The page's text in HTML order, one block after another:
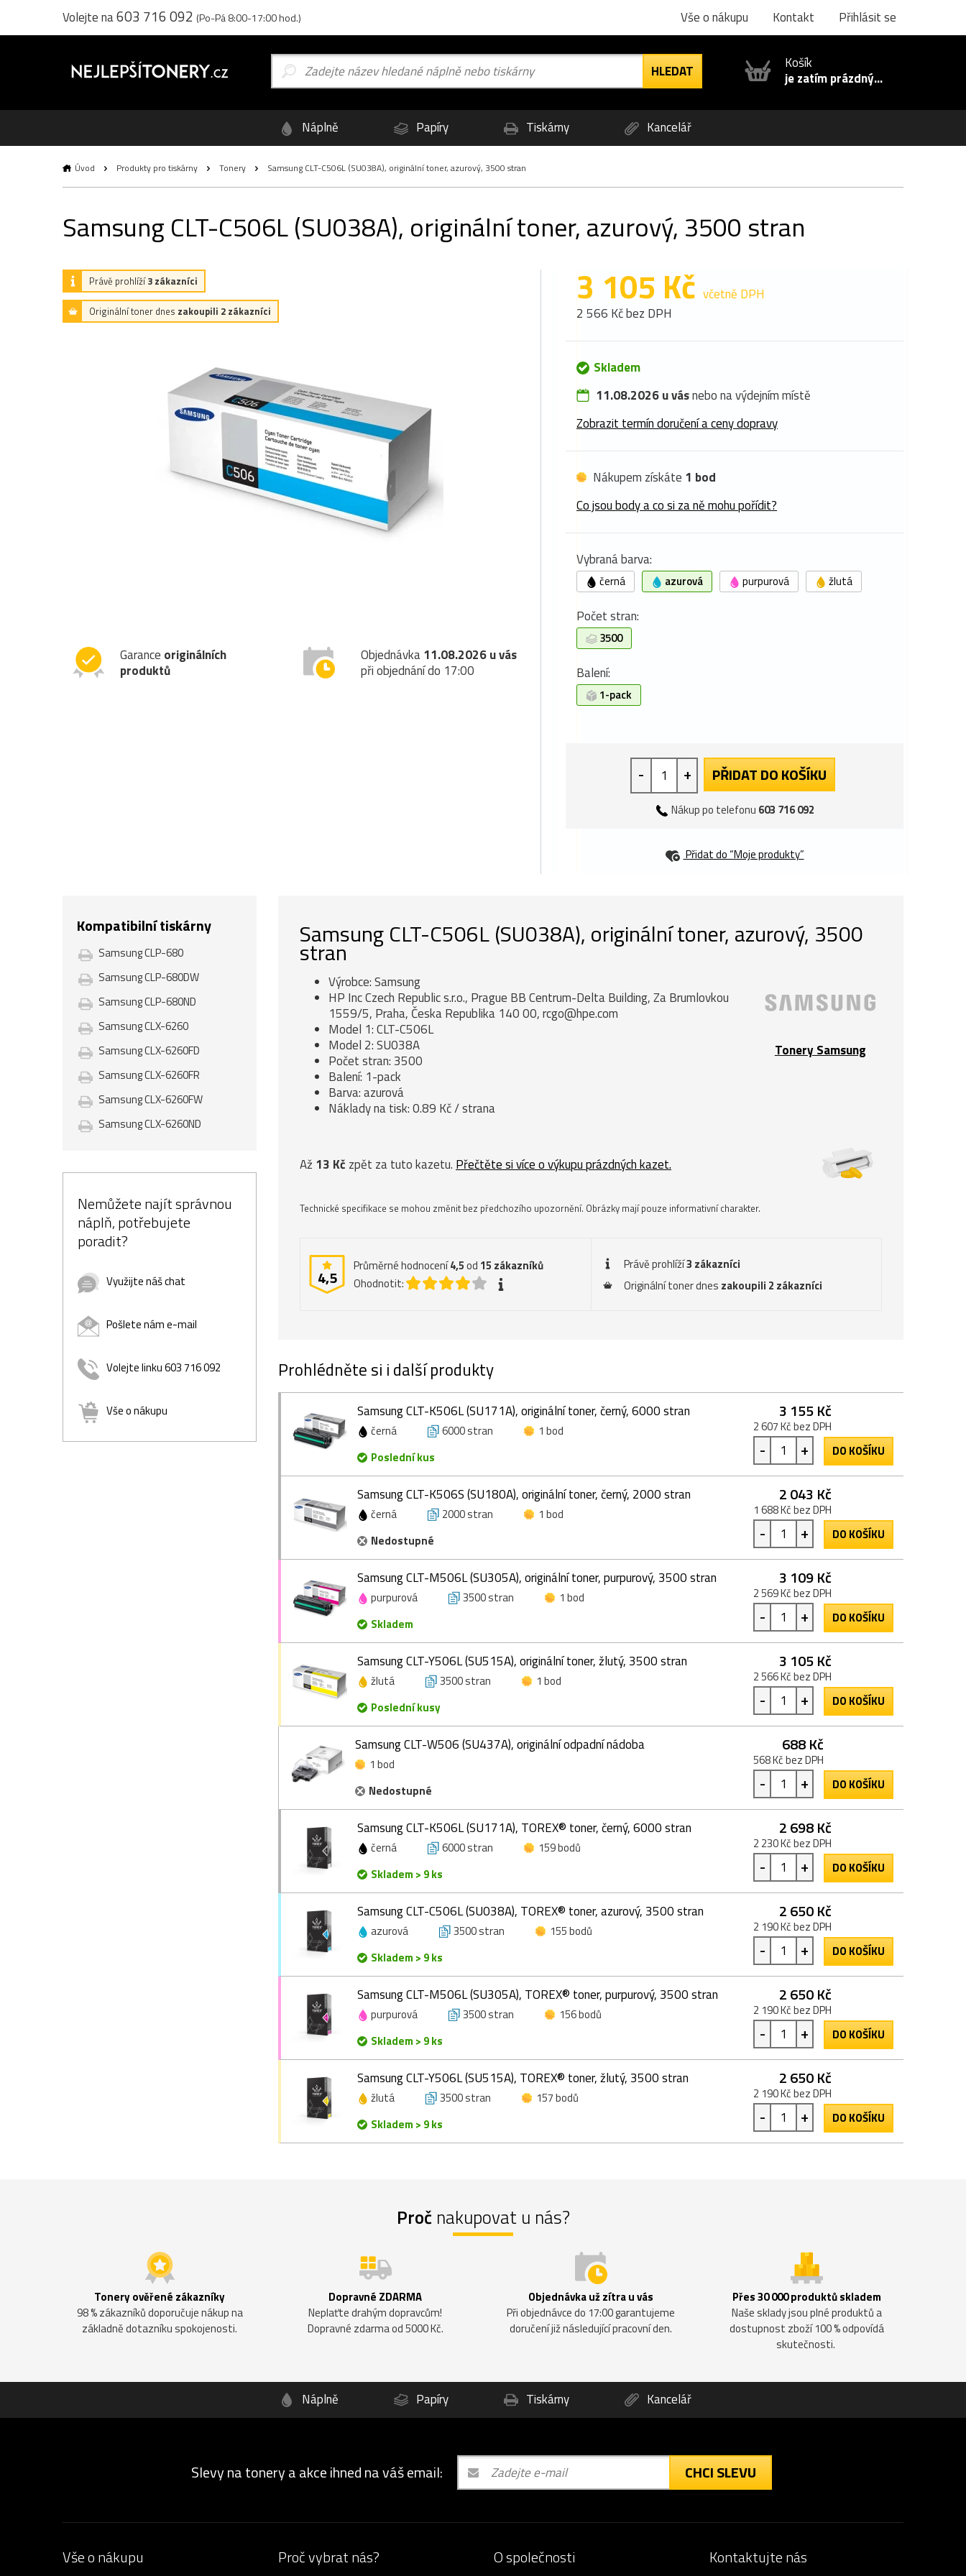
Volejte na603 716 092 (Po-Pá 8:00-17:00 hod.) Vše o nákupu Kontakt Přihlásit se
Košík
je zatím prázdný...
Náplně Papíry Tiskárny Kancelář
Úvod Produkty pro tiskárny Tonery Samsung CLT-C506L (SU038A), originální toner, azurový, 3500 stran
Samsung CLT-C506L (SU038A), originální toner, azurový, 3500 stran
Právě prohlíží3 zákazníci
Originální toner dnes zakoupili 2 zákazníci
Garance originálních
produktů
Objednávka11.08.2026 u vás
při objednání do 17:00
3 105 Kč včetně DPH
2 566 Kč bez DPH
Skladem
11.08.2026 u vásnebo na výdejním místě
Zobrazit termín doručení a ceny dopravy
Nákupem získáte 1 bod
Co jsou body a co si za ně mohu pořídit?
Vybraná barva:
černá azurová purpurová žlutá
Počet stran:
3500
Balení:
1-pack
- + PŘIDAT DO KOŠÍKU
Nákup po telefonu 603 716 092
Přidat do “Moje produkty”
Kompatibilní tiskárny
Samsung CLP-680
Samsung CLP-680DW
Samsung CLP-680ND
Samsung CLX-6260
Samsung CLX-6260FD
Samsung CLX-6260FR
Samsung CLX-6260FW
Samsung CLX-6260ND
Nemůžete najít správnou
náplň, potřebujete
poradit?
Využijte náš chat
Pošlete nám e-mail
Volejte linku 603 716 092
Vše o nákupu
Samsung CLT-C506L (SU038A), originální toner, azurový, 3500
stran
Tonery Samsung
Výrobce: Samsung
HP Inc Czech Republic s.r.o., Prague BB Centrum-Delta Building, Za Brumlovkou
1559/5, Praha, Česka Republika 140 00, rcgo@hpe.com
Model 1: CLT-C506L
Model 2: SU038A
Počet stran: 3500
Balení: 1-pack
Barva: azurová
Náklady na tisk: 0.89 Kč / strana
Až 13 Kč zpět za tuto kazetu. Přečtěte si více o výkupu prázdných kazet.
Technické specifikace se mohou změnit bez předchozího upozornění. Obrázky mají pouze informativní charakter.
4,5
Průměrné hodnocení4,5od 15 zákazníků
Ohodnotit:
Právě prohlíží3 zákazníci
Originální toner dnes zakoupili 2 zákazníci
Prohlédněte si i další produkty
Samsung CLT-K506L (SU171A), originální toner, černý, 6000 stran
černá 6000 stran
1 bod
Poslední kus
3 155 Kč
2 607 Kč bez DPH
- + DO KOŠÍKU
Samsung CLT-K506S (SU180A), originální toner, černý, 2000 stran
černá 2000 stran
1 bod
Nedostupné
2 043 Kč
1 688 Kč bez DPH
- + DO KOŠÍKU
Samsung CLT-M506L (SU305A), originální toner, purpurový, 3500 stran
purpurová 3500 stran
1 bod
Skladem
3 109 Kč
2 569 Kč bez DPH
- + DO KOŠÍKU
Samsung CLT-Y506L (SU515A), originální toner, žlutý, 3500 stran
žlutá 3500 stran
1 bod
Poslední kusy
3 105 Kč
2 566 Kč bez DPH
- + DO KOŠÍKU
Samsung CLT-W506 (SU437A), originální odpadní nádoba
1 bod
Nedostupné
688 Kč
568 Kč bez DPH
- + DO KOŠÍKU
Samsung CLT-K506L (SU171A), TOREX® toner, černý, 6000 stran
černá 6000 stran
159 bodů
Skladem > 9 ks
2 698 Kč
2 230 Kč bez DPH
- + DO KOŠÍKU
Samsung CLT-C506L (SU038A), TOREX® toner, azurový, 3500 stran
azurová 3500 stran
155 bodů
Skladem > 9 ks
2 650 Kč
2 190 Kč bez DPH
- + DO KOŠÍKU
Samsung CLT-M506L (SU305A), TOREX® toner, purpurový, 3500 stran
purpurová 3500 stran
156 bodů
Skladem > 9 ks
2 650 Kč
2 190 Kč bez DPH
- + DO KOŠÍKU
Samsung CLT-Y506L (SU515A), TOREX® toner, žlutý, 3500 stran
žlutá 3500 stran
157 bodů
Skladem > 9 ks
2 650 Kč
2 190 Kč bez DPH
- + DO KOŠÍKU
Proč nakupovat u nás?
Tonery ověřené zákazníky
98 % zákazníků doporučuje nákup na
základně dotazníku spokojenosti.
Dopravné ZDARMA
Neplaťte drahým dopravcům!
Dopravné zdarma od 5000 Kč.
Objednávka už zítra u vás
Při objednávce do 17:00 garantujeme
doručení již následující pracovní den.
Přes 30 000 produktů skladem
Naše sklady jsou plné produktů a
dostupnost zboží 100 % odpovídá
skutečnosti.
Náplně Papíry Tiskárny Kancelář
Slevy na tonery a akce ihned na váš email: CHCI SLEVU
Vše o nákupu Proč vybrat nás? O společnosti Kontaktujte nás